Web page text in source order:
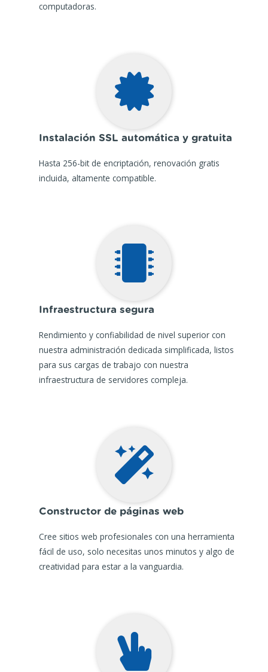
computadoras.
Instalación SSL automática y gratuita
Hasta 256-bit de encriptación, renovación gratis
incluida, altamente compatible.
Infraestructura segura
Rendimiento y confiabilidad de nivel superior con
nuestra administración dedicada simplificada, listos
para sus cargas de trabajo con nuestra
infraestructura de servidores compleja.
Constructor de páginas web
Cree sitios web profesionales con una herramienta
fácil de uso, solo necesitas unos minutos y algo de
creatividad para estar a la vanguardia.